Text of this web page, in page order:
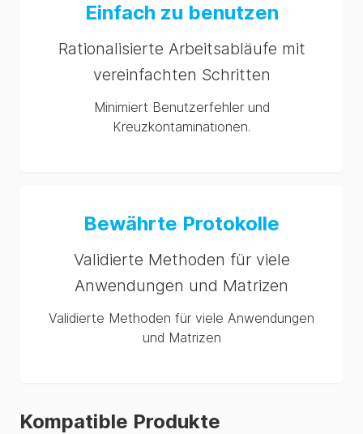
Einfach zu benutzen
Rationalisierte Arbeitsabläufe mit
vereinfachten Schritten
Minimiert Benutzerfehler und
Kreuzkontaminationen.
Bewährte Protokolle
Validierte Methoden für viele
Anwendungen und Matrizen
Validierte Methoden für viele Anwendungen
und Matrizen
Kompatible Produkte